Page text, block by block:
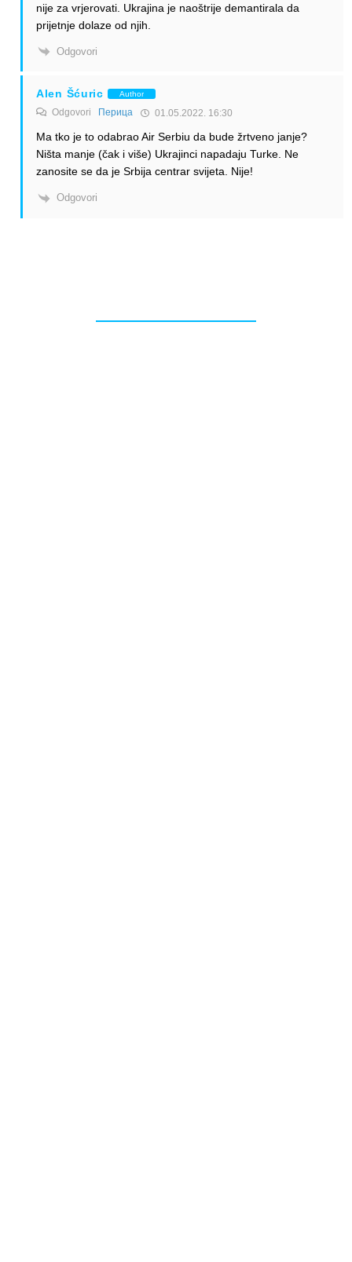
nije za vrjerovati. Ukrajina je naoštrije demantirala da
prijetnje dolaze od njih.
Odgovori
Alen Šćuric Author
Odgovori Перица 01.05.2022. 16:30
Ma tko je to odabrao Air Serbiu da bude žrtveno janje?
Ništa manje (čak i više) Ukrajinci napadaju Turke. Ne
zanosite se da je Srbija centrar svijeta. Nije!
Odgovori